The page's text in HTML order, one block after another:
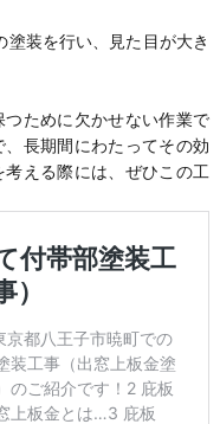
装を行い、見た目が大き
ために欠かせない作業で
長期間にわたってその効
える際には、ぜひこの工